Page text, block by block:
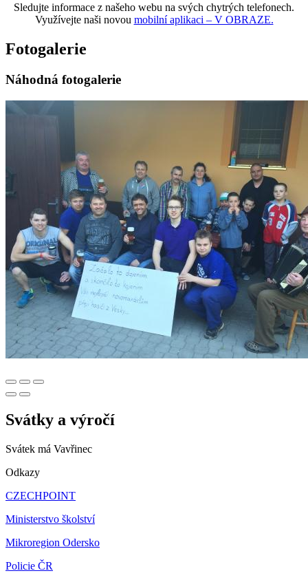
Sledujte informace z našeho webu na svých chytrých telefonech.
Využívejte naši novou mobilní aplikaci – V OBRAZE.
Fotogalerie
Náhodná fotogalerie
Svátky a výročí
Svátek má Vavřinec
Odkazy
CZECHPOINT
Ministerstvo školství
Mikroregion Odersko
Policie ČR